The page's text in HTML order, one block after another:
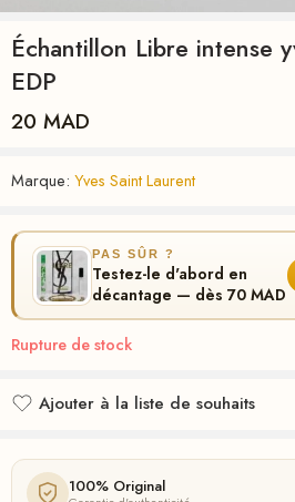
Échantillon Libre intense
EDP
20 MAD
Marque: Yves Saint Laurent
PAS SÛR ?
Testez-le d'abord en
décantage — dès 70 MAD
Rupture de stock
Ajouter à la liste de souhaits
100% Original